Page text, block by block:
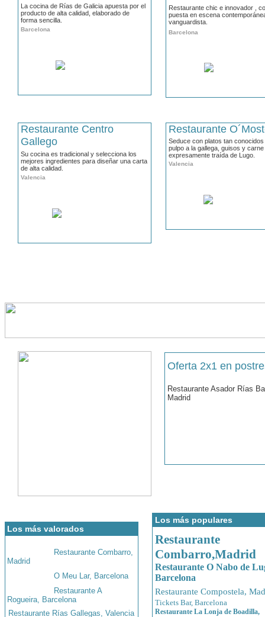
La cocina de Rías de Galicia apuesta por el
producto de alta calidad, elaborado de
forma sencilla.
Barcelona
Restaurante chic e innovador ,
puesta en escena
vanguardista.
Barcelona
Restaurante Centro
Gallego
Su cocina es tradicional y selecciona los
mejores ingredientes para diseñar una carta
de alta calidad.
Valencia
Restaurante
Seduce con platos tan
pulpo a la gallega, guisos y carne
expresamente traída de Lugo.
Valencia
Oferta 2x1 en
Restaurante Asador Rías
Madrid
Los más valorados
Restaurante Combarro,
Madrid
O Meu Lar, Barcelona
Restaurante A
Rogueira, Barcelona
Restaurante Rías Gallegas, Valencia
Los más populares
Restaurante
Combarro,Madrid
Restaurante O Nabo de
Barcelona
Restaurante Compostela,
Tickets Bar, Barcelona
Restaurante La Lonja de Boadilla,